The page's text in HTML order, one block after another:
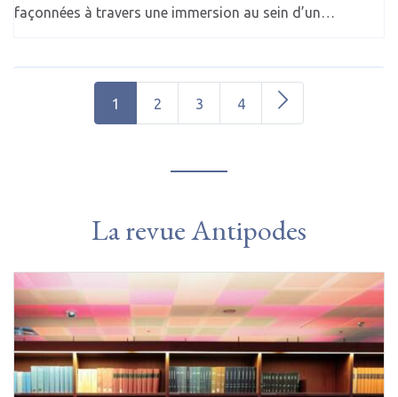
façonnées à travers une immersion au sein d’un…
1 2 3 4
La revue Antipodes